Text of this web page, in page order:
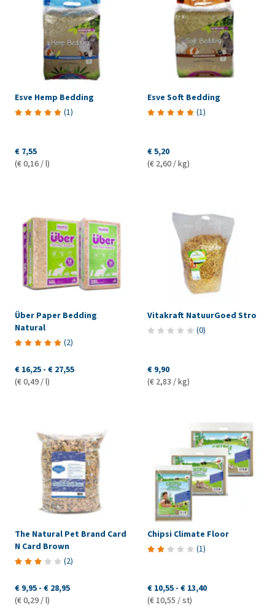
Esve Hemp Bedding
(1)
€ 7,55
(€ 0,16 / l)
Esve Soft Bedding
(1)
€ 5,20
(€ 2,60 / kg)
Über Paper Bedding
Natural
(2)
€ 16,25 - € 27,55
(€ 0,49 / l)
Vitakraft NatuurGoed Stro
(0)
€ 9,90
(€ 2,83 / kg)
The Natural Pet Brand Card
N Card Brown
(2)
€ 9,95 - € 28,95
(€ 0,29 / l)
Chipsi Climate Floor
(1)
€ 10,55 - € 13,40
(€ 10,55 / st)